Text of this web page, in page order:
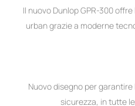
Il nuovo Dunlop GPR-300
urban grazie a moderne
Nuovo disegno per
sicurezza, in tutte